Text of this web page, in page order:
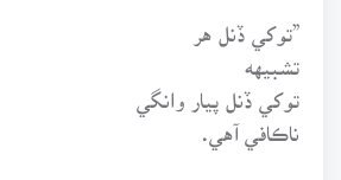
”توکي ڏنل هر
توکي ڏنل پيار وانگي
ناڪافي آهي.